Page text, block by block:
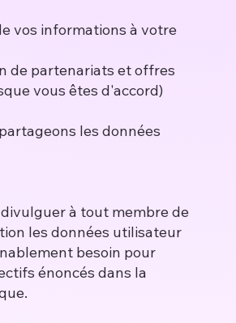
vos informations à votre
de partenariats et offres
vous êtes d'accord)
les données
à tout membre de
les données utilisateur
besoin pour
énoncés dans la